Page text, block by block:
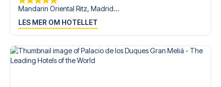
Mandarin Oriental Ritz, Madrid...
LES MER OM HOTELLET